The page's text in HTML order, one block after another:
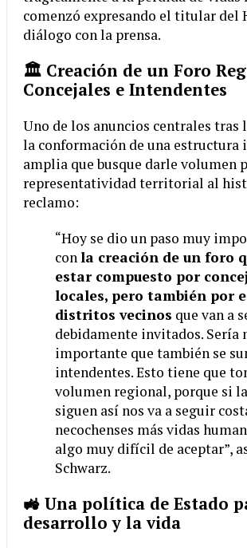
comenzó expresando el titular del
diálogo con la prensa.
🏛️ Creación de un Foro
Concejales e Intendentes
Uno de los anuncios centrales tras
la conformación de una
amplia que busque darle volumen
representatividad territorial al
reclamo:
“Hoy se dio un paso muy
conla creación de un foro
estar compuesto por
locales, pero también por
distritos vecinos que van a
debidamente invitados. Sería
importante que también se
intendentes. Esto tiene que
volumen regional, porque si
siguen así nos va a seguir
necochenses más vidas
algo muy difícil de aceptar”,
Schwarz.
🚜 Una política de Estado
desarrollo y la vida